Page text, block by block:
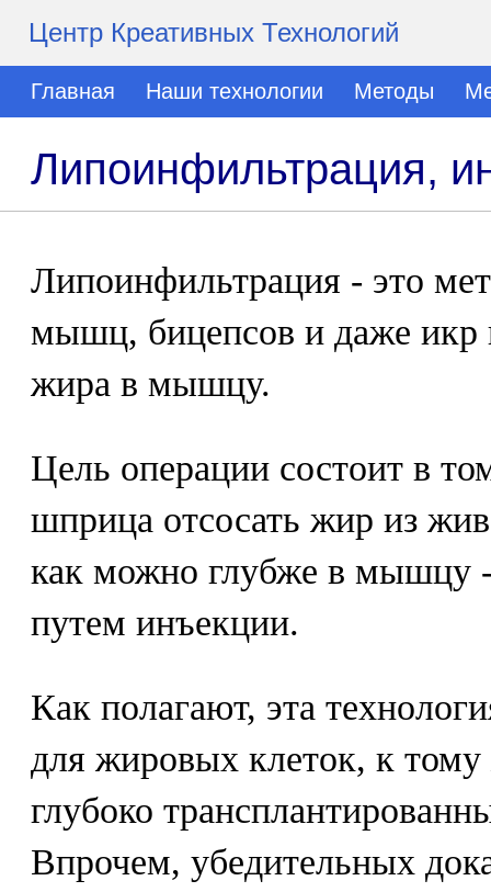
Центр Креативных Технологий
Главная Наши технологии Методы
Липоинфильтрация,
Липоинфильтрация - это
мышц, бицепсов и даже икр
жира в мышцу.
Цель операции состоит в
шприца отсосать жир из
как можно глубже в мышцу
путем инъекции.
Как полагают, эта
для жировых клеток, к
глубоко
Впрочем, убедительных